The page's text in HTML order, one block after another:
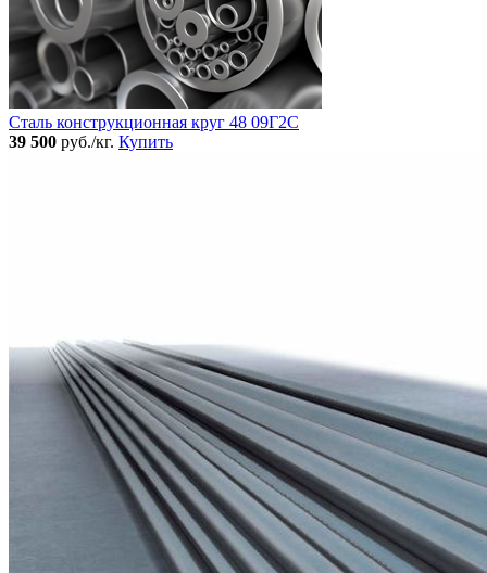
Сталь конструкционная круг 48 09Г2С
39 500 руб./кг. Купить